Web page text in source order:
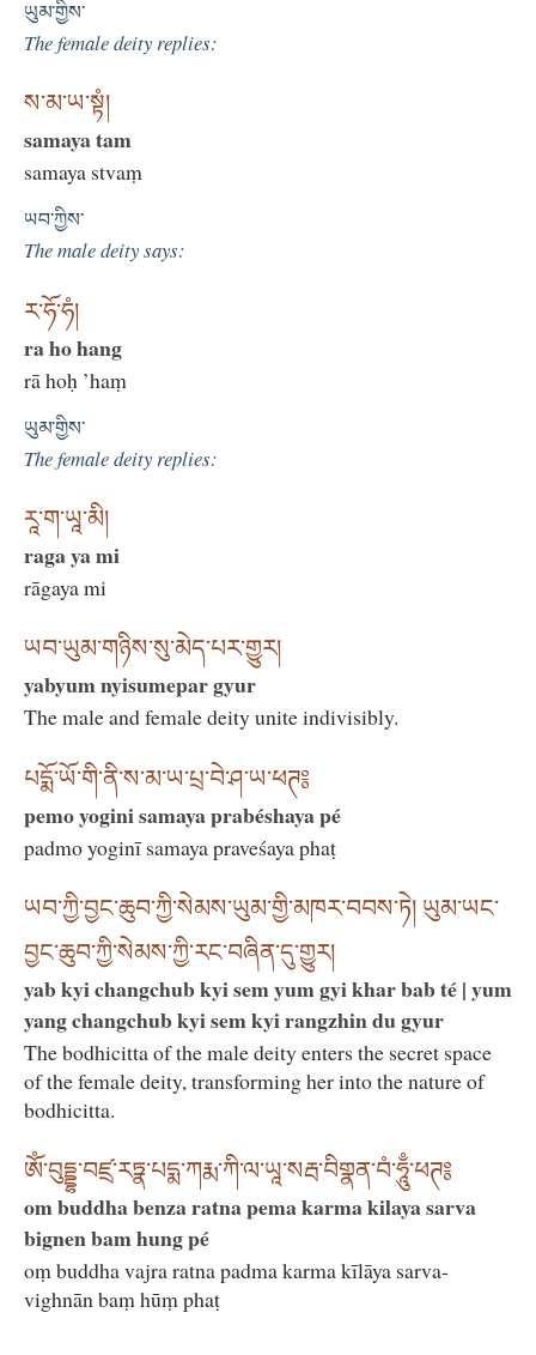
ཡུམ་གྱིས་
The female deity replies:
ས་མ་ཡ་སྟཾ།
samaya tam
samaya stvaṃ
ཡབ་ཀྱིས་
The male deity says:
ར་ཧོ་ཧཾ།
ra ho hang
rā hoḥ ’haṃ
ཡུམ་གྱིས་
The female deity replies:
རཱ་ག་ཡཱ་མི།
raga ya mi
rāgaya mi
ཡབ་ཡུམ་གཉིས་སུ་མེད་པར་གྱུར།
yabyum nyisumepar gyur
The male and female deity unite indivisibly.
པདྨོ་ཡོ་གི་ནི་ས་མ་ཡ་པྲ་བེ་ཤ་ཡ་ཕཊ༔
pemo yogini samaya prabéshaya pé
padmo yoginī samaya praveśaya phaṭ
ཡབ་ཀྱི་བྱང་ཆུབ་ཀྱི་སེམས་ཡུམ་གྱི་མཁར་བབས་ཏེ། ཡུམ་ཡང་
བྱང་ཆུབ་ཀྱི་སེམས་ཀྱི་རང་བཞིན་དུ་གྱུར།
yab kyi changchub kyi sem yum gyi khar bab té | yum
yang changchub kyi sem kyi rangzhin du gyur
The bodhicitta of the male deity enters the secret space
of the female deity, transforming her into the nature of
bodhicitta.
ཨོཾ་བུདྡྷ་བཛྲ་རཏྣ་པདྨ་ཀརྨ་ཀི་ལ་ཡཱ་སརྦ་བིགྣན་བཾ་ཧཱུྃ་ཕཊ༔
om buddha benza ratna pema karma kilaya sarva
bignen bam hung pé
oṃ buddha vajra ratna padma karma kīlāya sarva-
vighnān baṃ hūṃ phaṭ